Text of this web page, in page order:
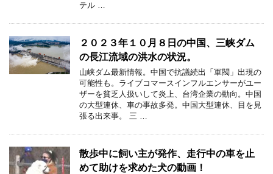
テル …
２０２３年１０月８日の中国、三峡ダム
の長江流域の洪水の状況。
山峡ダム最新情報。中国で抗議続出「軍閥」出現の
可能性も。ライブコマースインフルエンサーがユー
ザーを貧乏人扱いして炎上、台湾企業の動向。中国
の大型連休、車の事故多発。中国大型連休、目を見
張る出来事。 三 …
散歩中に飼い主が発作、走行中の車を止
めて助けを求めた犬の動画！